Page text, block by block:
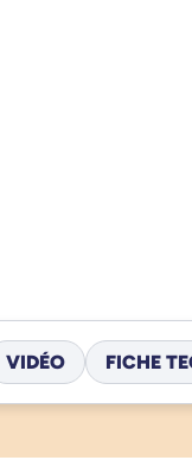
VIDÉO FICHE